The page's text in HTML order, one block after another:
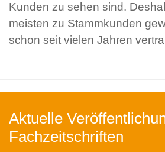
Kunden zu sehen sind.
meisten zu Stammkunden
schon seit vielen Jahren
Aktuelle
Fachzeitschriften